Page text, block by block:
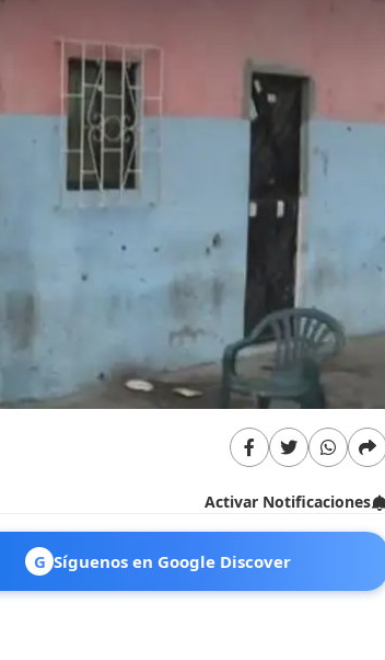
Activar Notificaciones
G Síguenos en Google Discover